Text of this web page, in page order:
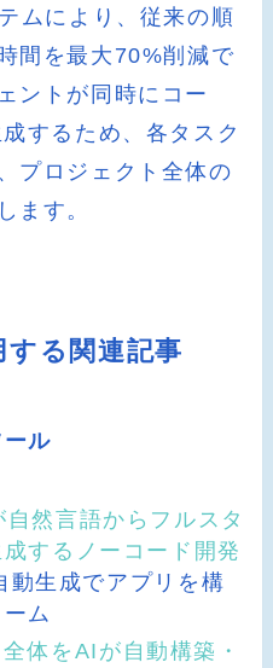
ムにより、従来の順
間を最大70%削減で
ントが同時にコー
するため、各タスク
プロジェクト全体の
ます。
る関連記事
ル
然言語からフルスタ
するノーコード開発
動生成でアプリを構
ム
体をAIが自動構築・